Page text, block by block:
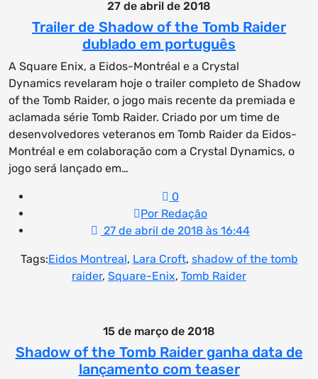
27 de abril de 2018
Trailer de Shadow of the Tomb Raider
dublado em português
A Square Enix, a Eidos-Montréal e a Crystal
Dynamics revelaram hoje o trailer completo de Shadow
of the Tomb Raider, o jogo mais recente da premiada e
aclamada série Tomb Raider. Criado por um time de
desenvolvedores veteranos em Tomb Raider da Eidos-
Montréal e em colaboração com a Crystal Dynamics, o
jogo será lançado em…
0
Por Redação
27 de abril de 2018 às 16:44
Tags:Eidos Montreal, Lara Croft, shadow of the tomb
raider, Square-Enix, Tomb Raider
15 de março de 2018
Shadow of the Tomb Raider ganha data de
lançamento com teaser